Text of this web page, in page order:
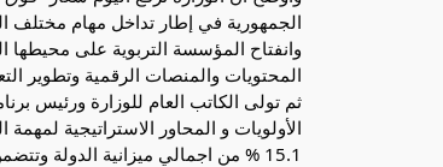
الجمهورية في إطار تداخل مهام مختلف
وانفتاح المؤسسة التربوية على محيطها
المحتويات والمنصات الرقمية وتطوير
15.1 % من اجمالي ميزانية الدولة وتتضمن مهمة التربية لسنة 2024 ثلاثة (03) برامج و81 برنامجا فرعيا.